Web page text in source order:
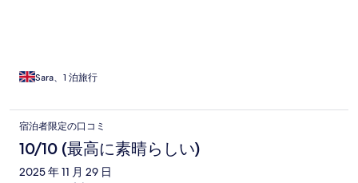
very good and vegetarian sausages were offered when we
However, all the staff were of a very high standard, the room
was furnished well and was clean. The breakfast was self-service
and good. I know that the hotel is in a central position in the
town, close to the station, the beach and shops but when
compared to other places we have stayed in for half the price
where standards and amenities were if a much higher standard
Sara、1 泊旅行
宿泊者限定の口コミ
10/10 (最高に素晴らしい)
2025 年 11 月 29 日